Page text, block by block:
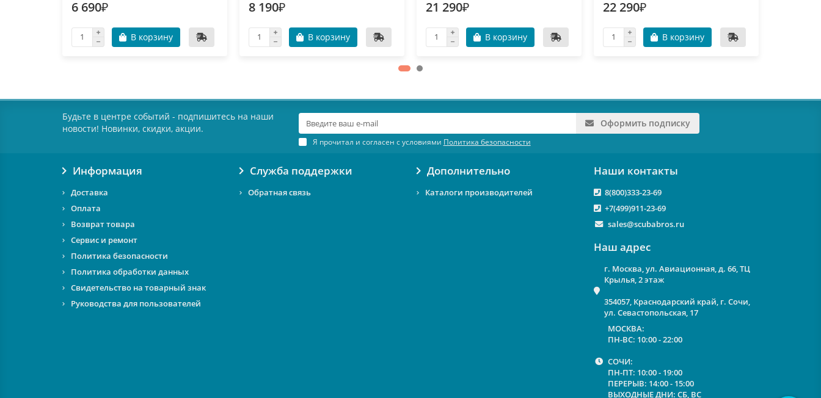
6 690₽
В корзину
8 190₽
В корзину
21 290₽
В корзину
22 290₽
В корзину
Будьте в центре событий - подпишитесь на наши
новости! Новинки, скидки, акции.
Оформить подписку
Я прочитал и согласен с условиями Политика безопасности
Информация
Доставка
Оплата
Возврат товара
Сервис и ремонт
Политика безопасности
Политика обработки данных
Свидетельство на товарный знак
Руководства для пользователей
Служба поддержки
Обратная связь
Дополнительно
Каталоги производителей
Наши контакты
8(800)333-23-69
+7(499)911-23-69
sales@scubabros.ru
Наш адрес
г. Москва, ул. Авиационная, д. 66, ТЦ
Крылья, 2 этаж
354057, Краснодарский край, г. Сочи,
ул. Севастопольская, 17
МОСКВА:
ПН-ВС: 10:00 - 22:00
СОЧИ:
ПН-ПТ: 10:00 - 19:00
ПЕРЕРЫВ: 14:00 - 15:00
ВЫХОДНЫЕ ДНИ: СБ, ВС